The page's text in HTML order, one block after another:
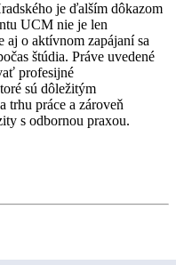
je ďalším dôkazom
UCM nie je len
aj o aktívnom zapájaní sa
štúdia. Práve uvedené
profesijné
sú dôležitým
trhu práce a zároveň
s odbornou praxou.